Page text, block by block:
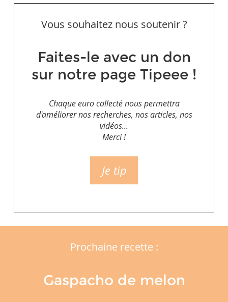
Vous souhaitez nous soutenir ?
Faites-le avec un don
sur notre page Tipeee !
Chaque euro collecté nous permettra
d'améliorer nos recherches, nos articles, nos
vidéos...
Merci !
Je tip
Prochaine recette :
Gaspacho de melon